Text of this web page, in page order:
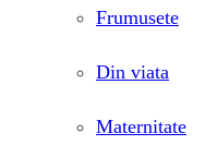
Frumusete
Din viata
Maternitate